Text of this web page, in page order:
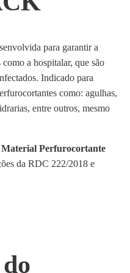
para garantir a
como a hospitalar, que são
Indicado para
como: agulhas,
entre outros, mesmo
Perfurocortante
da RDC 222/2018 e